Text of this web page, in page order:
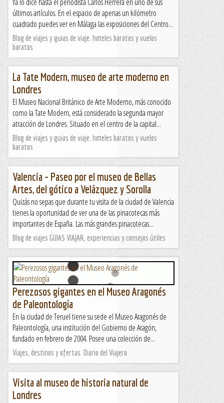
últimos artículos. En el espacio de apenas un kilómetro
cuadrado puedes ver en Málaga las exposiciones del Centro...
Blog de viajes y guias de viaje. hoteles baratos y vuelos
baratos
La Tate Modern, museo de arte moderno en
Londres
El Museo Nacional Británico de Arte Moderno, más conocido
como la Tate Modern, está considerado la segunda mayor
atracción de Londres. Situado en el centro de la capital...
Blog de viajes y guias de viaje. hoteles baratos y vuelos
baratos
Valencia – Paseo por el museo de Bellas
Artes, del gótico a Velázquez y Sorolla
Quizás no sepas que durante tu visita de la ciudad de Valencia
tienes la oportunidad de ver una de las pinacotecas más
importantes de España. Las más grandes pinacotecas...
Blog de viajes GUIAS VIAJAR, experiencias y consejos útiles
Perezosos gigantes en el Museo Aragonés
de Paleontología
En la ciudad de Teruel tiene su sede el Museo Aragonés de
Paleontología, una institución del Gobierno de Aragón,
fundado en febrero de 2004. Posee una colección de...
Viajes, destinos y ofertas. Diario del Viajero
Visita al museo de historia natural de
Londres